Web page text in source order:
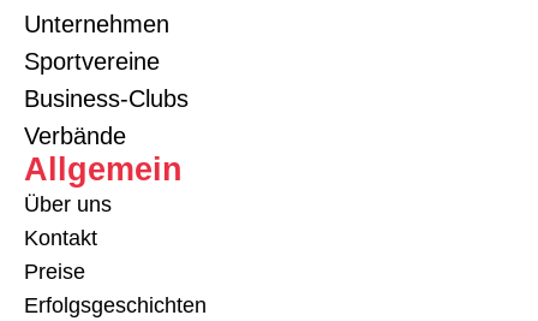
Unternehmen
Sportvereine
Business-Clubs
Verbände
Allgemein
Über uns
Kontakt
Preise
Erfolgsgeschichten